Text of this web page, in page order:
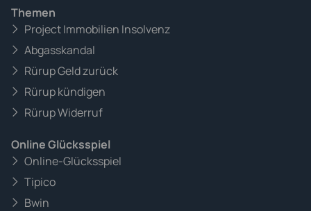
Themen
Project Immobilien Insolvenz
Abgasskandal
Rürup Geld zurück
Rürup kündigen
Rürup Widerruf
Online Glücksspiel
Online-Glücksspiel
Tipico
Bwin